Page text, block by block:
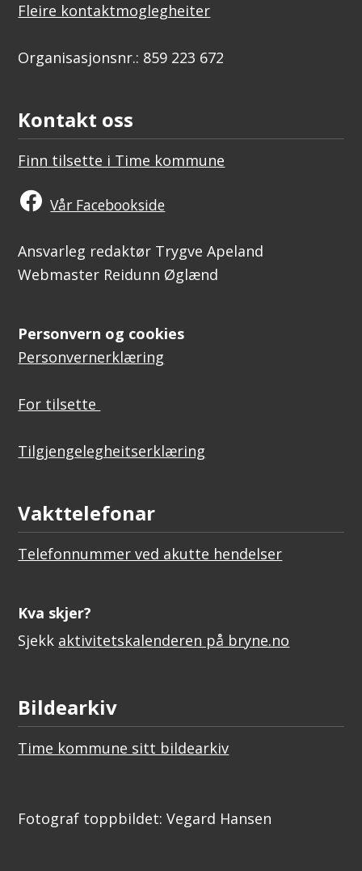
Fleire kontaktmoglegheiter
Organisasjonsnr.: 859 223 672
Kontakt oss
Finn tilsette i Time kommune
Vår Facebookside
Ansvarleg redaktør Trygve Apeland
Webmaster Reidunn Øglænd
Personvern og cookies
Personvernerklæring
For tilsette
Tilgjengelegheitserklæring
Vakttelefonar
Telefonnummer ved akutte hendelser
Kva skjer?
Sjekk aktivitetskalenderen på bryne.no
Bildearkiv
Time kommune sitt bildearkiv
Fotograf toppbildet: Vegard Hansen